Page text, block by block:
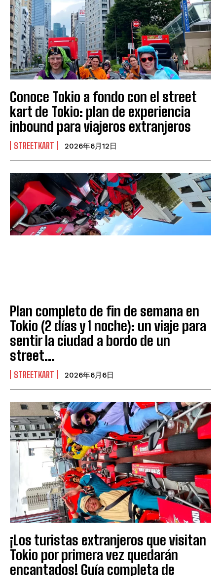
Conoce Tokio a fondo con el street
kart de Tokio: plan de experiencia
inbound para viajeros extranjeros
STREETKART 2026年6月12日
Plan completo de fin de semana en
Tokio (2 días y 1 noche): un viaje para
sentir la ciudad a bordo de un
street...
STREETKART 2026年6月6日
¡Los turistas extranjeros que visitan
Tokio por primera vez quedarán
encantados! Guía completa de